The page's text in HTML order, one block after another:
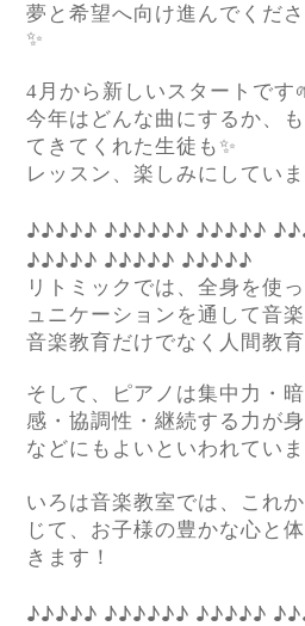
夢と希望へ向け進んでくだ
✨
4 月から新しいスタートです
今年はどんな曲にするか、
てきてくれた生徒も ✨
レッスン、楽しみにしてい
♪♪♪♪♪ ♪♪♪♪♪♪ ♪♪♪♪♪
♪♪♪♪♪ ♪♪♪♪♪ ♪♪♪♪♪
リトミックでは、全身を使
ュニケーションを通して音
音楽教育だけでなく人間教
そして、ピアノは集中力・
感・協調性・継続する力が
などにもよいといわれていま
いろは音楽教室では、これ
じて、お子様の豊かな心と
きます！
♪♪♪♪♪ ♪♪♪♪♪♪ ♪♪♪♪♪